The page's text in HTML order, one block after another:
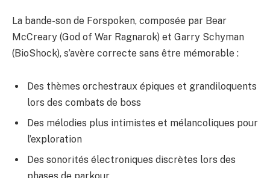
La bande-son de Forspoken, composée par Bear
McCreary (God of War Ragnarok) et Garry Schyman
(BioShock), s’avère correcte sans être mémorable :
Des thèmes orchestraux épiques et grandiloquents
lors des combats de boss
Des mélodies plus intimistes et mélancoliques pour
l’exploration
Des sonorités électroniques discrètes lors des